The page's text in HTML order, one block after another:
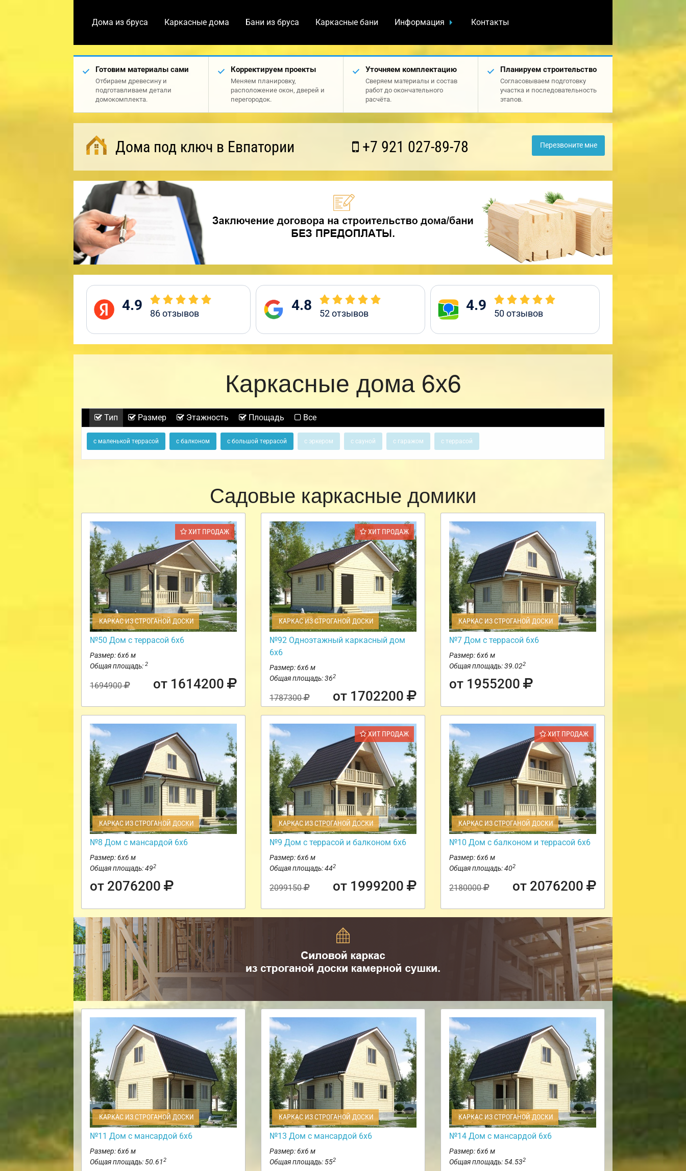
Дома из бруса Каркасные дома Бани из бруса Каркасные бани Информация Контакты
Готовим материалы сами
Отбираем древесину и
подготавливаем детали
домокомплекта.
Корректируем проекты
Меняем планировку,
расположение окон, дверей и
перегородок.
Уточняем комплектацию
Сверяем материалы и состав
работ до окончательного
расчёта.
Планируем строительство
Согласовываем подготовку
участка и последовательность
этапов.
Дома под ключ в Евпатории +7 921 027-89-78 Перезвоните мне
4.9 86отзывов 4.8 52отзывов 4.9 50отзывов
Каркасные дома 6х6
Тип Размер Этажность Площадь Все
с маленькой террасой с балконом с большой террасой с эркером с сауной с гаражом с террасой
Садовые каркасные домики
ХИТ ПРОДАЖ
КАРКАС ИЗ СТРОГАНОЙ ДОСКИ
№50 Дом с террасой 6х6
Размер: 6х6 м
Общая площадь: 2
1694900 от 1614200
ХИТ ПРОДАЖ
КАРКАС ИЗ СТРОГАНОЙ ДОСКИ
№92 Одноэтажный каркасный дом
6х6
Размер: 6х6 м
Общая площадь: 362
1787300 от 1702200
КАРКАС ИЗ СТРОГАНОЙ ДОСКИ
№7 Дом с террасой 6х6
Размер: 6х6 м
Общая площадь: 39.022
от 1955200
КАРКАС ИЗ СТРОГАНОЙ ДОСКИ
№8 Дом с мансардой 6х6
Размер: 6х6 м
Общая площадь: 492
от 2076200
ХИТ ПРОДАЖ
КАРКАС ИЗ СТРОГАНОЙ ДОСКИ
№9 Дом с террасой и балконом 6х6
Размер: 6х6 м
Общая площадь: 442
2099150 от 1999200
ХИТ ПРОДАЖ
КАРКАС ИЗ СТРОГАНОЙ ДОСКИ
№10 Дом с балконом и террасой 6х6
Размер: 6х6 м
Общая площадь: 402
2180000 от 2076200
КАРКАС ИЗ СТРОГАНОЙ ДОСКИ
№11 Дом с мансардой 6х6
Размер: 6х6 м
Общая площадь: 50.612
КАРКАС ИЗ СТРОГАНОЙ ДОСКИ
№13 Дом с мансардой 6х6
Размер: 6х6 м
Общая площадь: 552
КАРКАС ИЗ СТРОГАНОЙ ДОСКИ
№14 Дом с мансардой 6х6
Размер: 6х6 м
Общая площадь: 54.532